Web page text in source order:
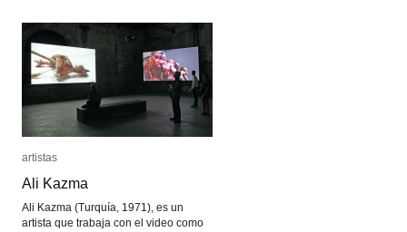
la
tecnología
la
tecnología
artistas
Ali Kazma
Ali Kazma (Turquía, 1971), es un
artista que trabaja con el video como
artistas
Ali Kazma